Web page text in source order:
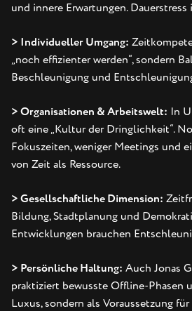
und innere Erwartungen.
> Individueller Umgang:
„noch effizienter werden“, sondern
Beschleunigung und
> Organisationen & Arbeitswelt: In
oft eine „Kultur der Dringlichkeit“.
Fokuszeiten, weniger Meetings und
von Zeit als Ressource.
> Gesellschaftliche Dimension:
Bildung, Stadtplanung und
Entwicklungen brauchen
> Persönliche Haltung: Auch Jonas
praktiziert bewusste Offline-Phasen
Luxus, sondern als Voraussetzung